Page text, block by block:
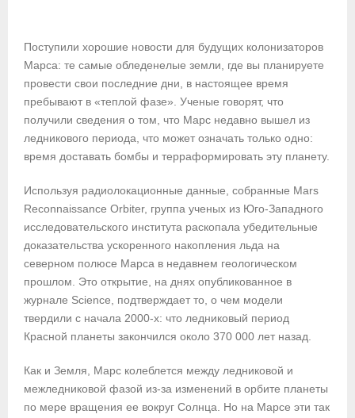
Поступили хорошие новости для будущих колонизаторов
Марса: те самые обледенелые земли, где вы планируете
провести свои последние дни, в настоящее время
пребывают в «теплой фазе». Ученые говорят, что
получили сведения о том, что Марс недавно вышел из
ледникового периода, что может означать только одно:
время доставать бомбы и терраформировать эту планету.
Используя радиолокационные данные, собранные Mars
Reconnaissance Orbiter, группа ученых из Юго-Западного
исследовательского института раскопала убедительные
доказательства ускоренного накопления льда на
северном полюсе Марса в недавнем геологическом
прошлом. Это открытие, на днях опубликованное в
журнале Science, подтверждает то, о чем модели
твердили с начала 2000-х: что ледниковый период
Красной планеты закончился около 370 000 лет назад.
Как и Земля, Марс колеблется между ледниковой и
межледниковой фазой из-за изменений в орбите планеты
по мере вращения ее вокруг Солнца. Но на Марсе эти так